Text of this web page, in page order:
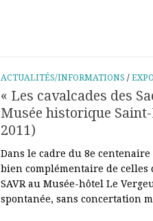
ACTUALITÉS/INFORMATIONS /
« Les cavalcades des
Musée historique
2011)
Dans le cadre du 8e
bien complémentaire de celles
SAVR au Musée-hôtel Le
spontanée, sans concertation